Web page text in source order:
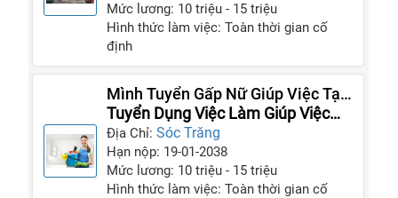
Mức lương: 10 triệu - 15 triệu
Hình thức làm việc: Toàn thời gian cố
định
Mình Tuyển Gấp Nữ Giúp Việc Tại
Nhà Mình Trong Tháng Này
Tuyển Dụng Việc Làm Giúp Việc
Nhà Lương Cao
Địa Chỉ:Sóc Trăng
Hạn nộp: 19-01-2038
Mức lương: 10 triệu - 15 triệu
Hình thức làm việc: Toàn thời gian cố